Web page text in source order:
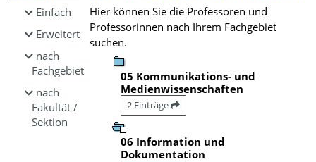
Einfach
Erweitert
nach
Fachgebiet
nach
Fakultät /
Sektion
Hier können Sie die Professoren und
Professorinnen nach Ihrem Fachgebiet
suchen.
05 Kommunikations- und
Medienwissenschaften
2 Einträge
06 Information und
Dokumentation